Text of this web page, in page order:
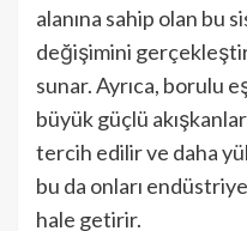
alanına sahip olan bu
değişimini
sunar. Ayrıca, borulu
büyük güçlü
tercih edilir ve daha
bu da onları
hale getirir.